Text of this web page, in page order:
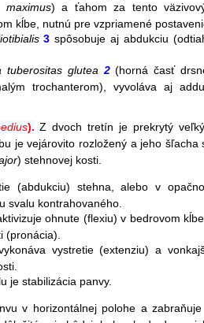
) a ťahom za tento
kĺbe, nutnú pre vzpriamené
3 spôsobuje aj abdukciu
tuberositas glutea 2(horná časť
trochanterom), vyvoláva aj
). Z dvoch tretín je prekrytý
je vejárovito rozložený a jeho šľacha
) stehnovej kosti.
(abdukciu) stehna, alebo v
svalu kontrahovaného.
ohnute (flexiu) v bedrovom
(pronácia).
vystretie (extenziu) a
je stabilizácia panvy.
v horizontálnej polohe a